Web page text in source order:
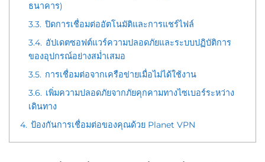
ธนาคาร)
3.3. ปิดการเชื่อมต่ออัตโนมัติและการแชร์ไฟล์
3.4. อัปเดตซอฟต์แวร์ความปลอดภัยและระบบปฏิบัติการ
ของอุปกรณ์อย่างสม่ำเสมอ
3.5. การเชื่อมต่อจากเครือข่ายเมื่อไม่ได้ใช้งาน
3.6. เพิ่มความปลอดภัยจากภัยคุกคามทางไซเบอร์ระหว่าง
เดินทาง
4. ป้องกันการเชื่อมต่อของคุณด้วย Planet VPN